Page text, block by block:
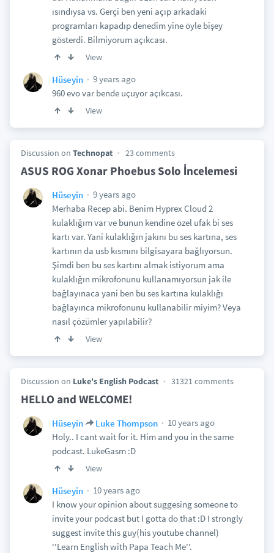
ısındıysa vs. Gerçi ben yeni açıp arkadaki
programları kapadıp denedim yine öyle bişey
gösterdi. Bilmiyorum açıkcası.
View
Hüseyin
9 years ago
960 evo var bende uçuyor açıkcası.
View
Discussion on Technopat 23 comments
ASUS ROG Xonar Phoebus Solo İncelemesi
Hüseyin
9 years ago
Merhaba Recep abi. Benim Hyprex Cloud 2
kulaklığım var ve bunun kendine özel ufak bi ses
kartı var. Yani kulaklığın jakını bu ses kartına, ses
kartının da usb kısmını bilgisayara bağlıyorsun.
Şimdi ben bu ses kartını almak istiyorum ama
kulaklığın mikrofonunu kullanamıyorsun jak ile
bağlayınaca yani ben bu ses kartına kulaklığı
bağlayınca mikrofonunu kullanabilir miyim? Veya
nasıl çözümler yapılabilir?
View
Discussion on Luke's English Podcast 31321 comments
HELLO and WELCOME!
Hüseyin Luke Thompson
10 years ago
Holy.. I cant wait for it. Him and you in the same
podcast. LukeGasm :D
View
Hüseyin
10 years ago
I know your opinion about suggesing someone to
invite your podcast but I gotta do that :D I strongly
suggest invite this guy(his youtube channel)
''Learn English with Papa Teach Me''.